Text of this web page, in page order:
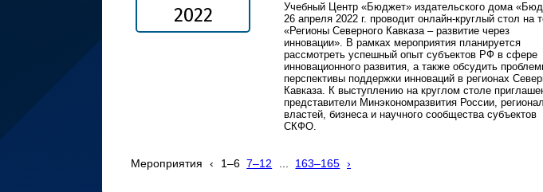
2022
Учебный Центр «Бюджет» издательского дома
26 апреля 2022 г. проводит онлайн-круглый стол на
«Регионы Северного Кавказа – развитие через
инновации». В рамках мероприятия планируется
рассмотреть успешный опыт субъектов РФ в сфере
инновационного развития, а также обсудить
перспективы поддержки инноваций в регионах
Кавказа. К выступлению на круглом столе
представители Минэкономразвития России,
властей, бизнеса и научного сообщества субъектов
СКФО.
Мероприятия ‹ 1–6 7–12 ... 163–165 ›